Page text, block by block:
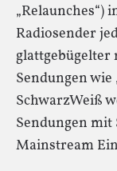
„Relaunches“)
Radiosender
glattgebügelter
Sendungen
SchwarzWeiß
Sendungen mit
Mainstream